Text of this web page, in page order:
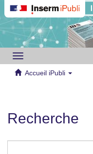
Toggle
navigation
Accueil iPubli
Recherche